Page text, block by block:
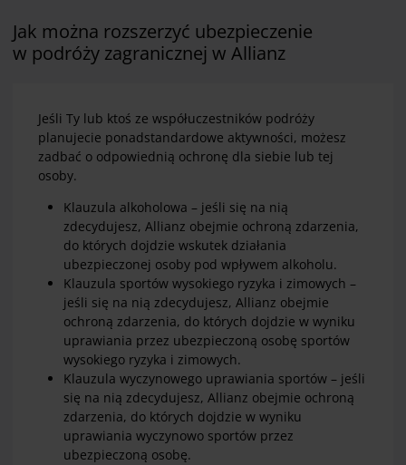
Jak można rozszerzyć ubezpieczenie
w podróży zagranicznej w Allianz
Jeśli Ty lub ktoś ze współuczestników podróży
planujecie ponadstandardowe aktywności, możesz
zadbać o odpowiednią ochronę dla siebie lub tej
osoby.
Klauzula alkoholowa – jeśli się na nią
zdecydujesz, Allianz obejmie ochroną zdarzenia,
do których dojdzie wskutek działania
ubezpieczonej osoby pod wpływem alkoholu.
Klauzula sportów wysokiego ryzyka i zimowych –
jeśli się na nią zdecydujesz, Allianz obejmie
ochroną zdarzenia, do których dojdzie w wyniku
uprawiania przez ubezpieczoną osobę sportów
wysokiego ryzyka i zimowych.
Klauzula wyczynowego uprawiania sportów – jeśli
się na nią zdecydujesz, Allianz obejmie ochroną
zdarzenia, do których dojdzie w wyniku
uprawiania wyczynowo sportów przez
ubezpieczoną osobę.